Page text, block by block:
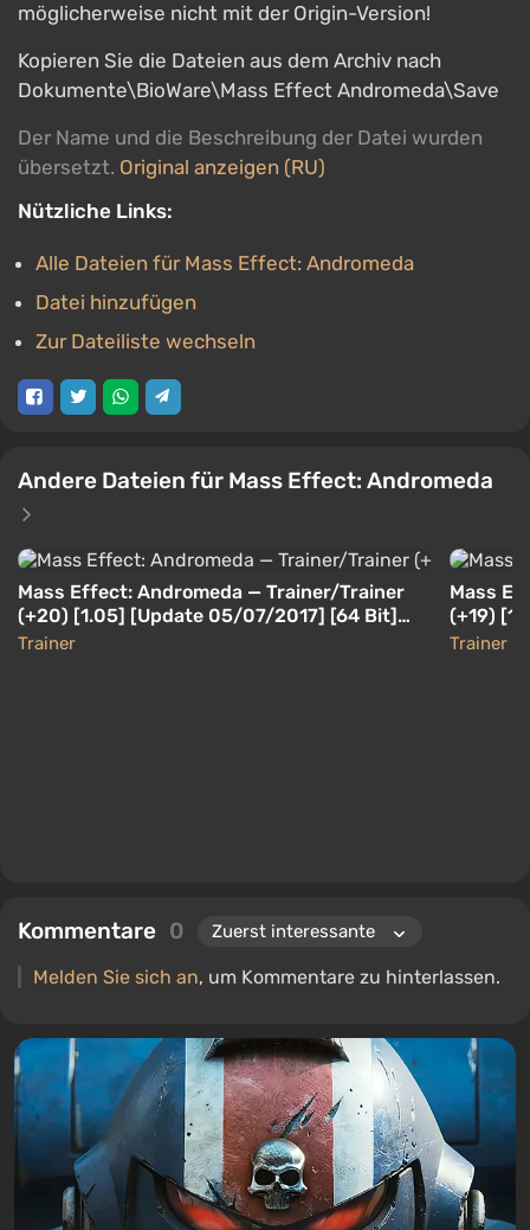
möglicherweise nicht mit der Origin-Version!
Kopieren Sie die Dateien aus dem Archiv nach
Dokumente\BioWare\Mass Effect Andromeda\Save
Der Name und die Beschreibung der Datei wurden
übersetzt. Original anzeigen (RU)
Nützliche Links:
Alle Dateien für Mass Effect: Andromeda
Datei hinzufügen
Zur Dateiliste wechseln
Andere Dateien für Mass Effect: Andromeda
Mass Effect: Andromeda — Trainer/Trainer
(+20) [1.05] [Update 05/07/2017] [64 Bit]
[Baracuda]
Trainer
Mass
(+19)
Trainer
Kommentare 0
Melden Sie sich an, um Kommentare zu hinterlassen.